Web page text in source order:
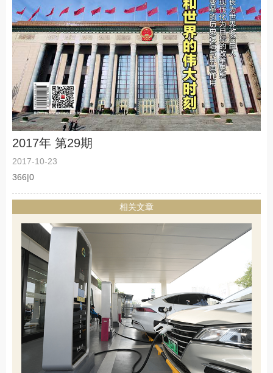
2017年 第29期
2017-10-23
366|0
相关文章